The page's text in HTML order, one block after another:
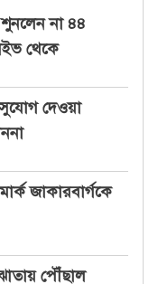
শুনলেন না ৪৪
থেকে
সুযোগ দেওয়া
জাকারবার্গকে
পৌঁছাল